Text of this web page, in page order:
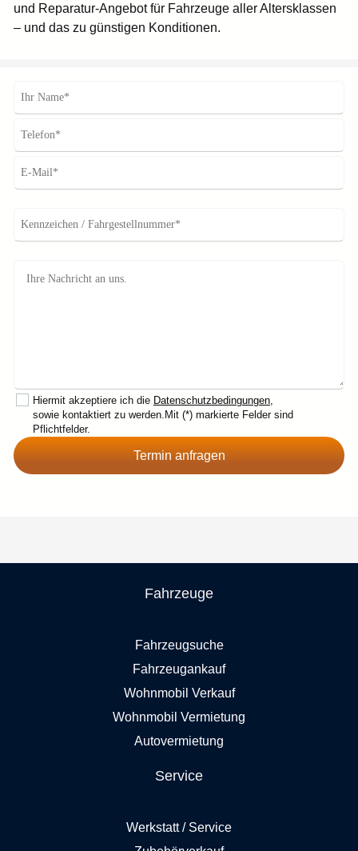
und Reparatur-Angebot für Fahrzeuge aller Altersklassen
– und das zu günstigen Konditionen.
Hiermit akzeptiere ich die Datenschutzbedingungen
sowie kontaktiert zu werden.Mit (*) markierte Felder sind
Pflichtfelder.
Termin anfragen
Fahrzeuge
Fahrzeugsuche
Fahrzeugankauf
Wohnmobil Verkauf
Wohnmobil Vermietung
Autovermietung
Service
Werkstatt / Service